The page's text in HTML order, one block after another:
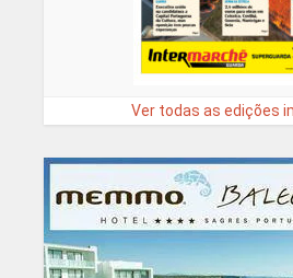
Ver todas as edições